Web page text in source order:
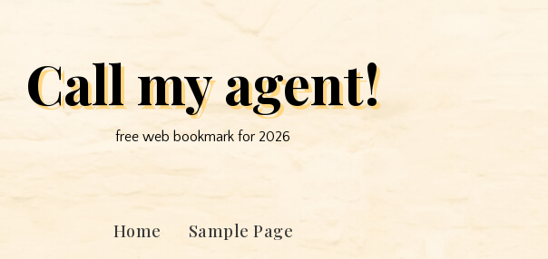
Call my agent!
free web bookmark for 2026
Home Sample Page